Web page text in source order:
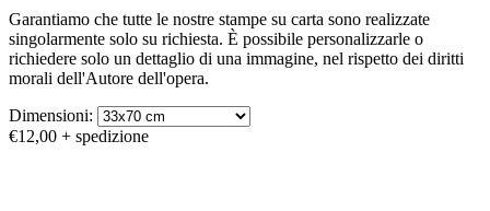
Garantiamo che tutte le nostre stampe su carta sono realizzate
singolarmente solo su richiesta. È possibile personalizzarle o
richiedere solo un dettaglio di una immagine, nel rispetto dei diritti
morali dell'Autore dell'opera.
Dimensioni:
€12,00 + spedizione